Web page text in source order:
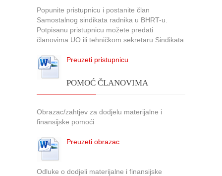
Popunite pristupnicu i postanite član
Samostalnog sindikata radnika u BHRT-u.
Potpisanu pristupnicu možete predati
članovima UO ili tehničkom sekretaru Sindikata
Preuzeti pristupnicu
POMOĆ ČLANOVIMA
Obrazac/zahtjev za dodjelu materijalne i
finansijske pomoći
Preuzeti obrazac
Odluke o dodjeli materijalne i finansijske